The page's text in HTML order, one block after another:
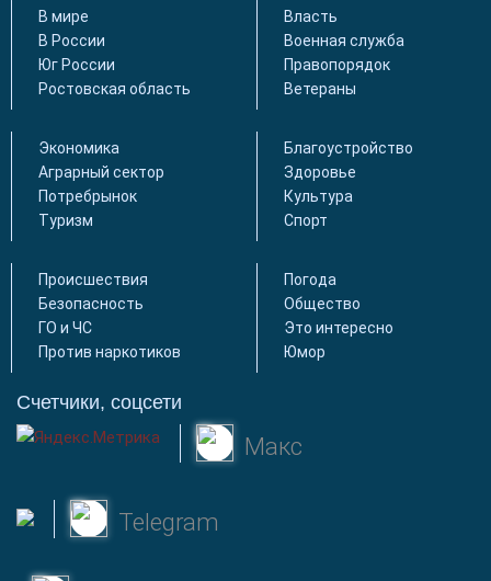
В мире
В России
Юг России
Ростовская область
Власть
Военная служба
Правопорядок
Ветераны
Экономика
Аграрный сектор
Потребрынок
Туризм
Благоустройство
Здоровье
Культура
Спорт
Происшествия
Безопасность
ГО и ЧС
Против наркотиков
Погода
Общество
Это интересно
Юмор
Счетчики, соцсети
Макс
Telegram